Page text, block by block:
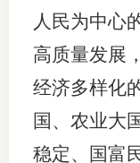
人民为中心
高质量发展
经济多样化
国、农业大
稳定、国富